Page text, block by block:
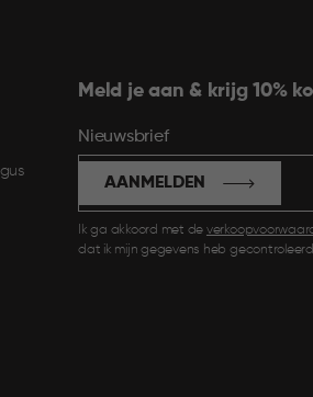
Meld je aan & krijg 10%
Nieuwsbrief
Ik ga akkoord met de
dat ik mijn gegevens heb
AANMELDEN